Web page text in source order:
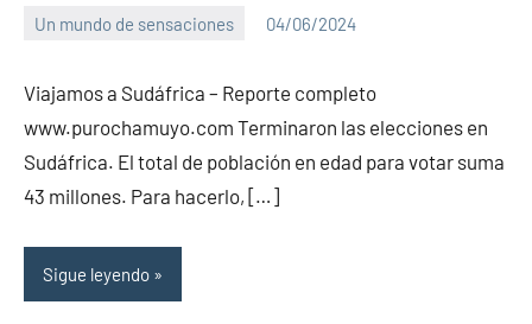
Un mundo de sensaciones 04/06/2024
comentarios
Viajamos a Sudáfrica – Reporte completo
www.purochamuyo.com Terminaron las elecciones en
Sudáfrica. El total de población en edad para votar suma
43 millones. Para hacerlo, […]
Sigue leyendo